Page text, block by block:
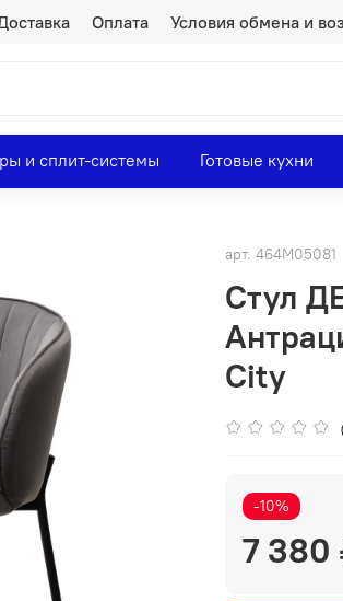
Оплата Условия обмена и
и сплит-системы Готовые кухни
арт. 464M05081
Стул
City
-10%
7 380